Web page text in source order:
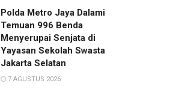
Polda Metro Jaya Dalami
Temuan 996 Benda
Menyerupai Senjata di
Yayasan Sekolah Swasta
Jakarta Selatan
7 AGUSTUS 2026